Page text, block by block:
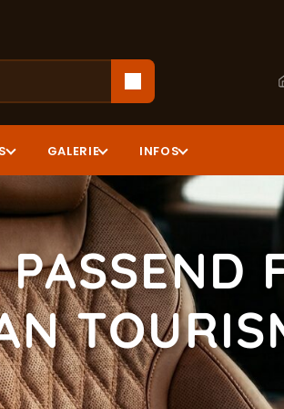
GALERIE INFOS